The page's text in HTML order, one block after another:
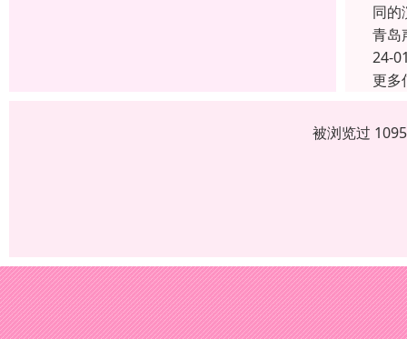
同的
青岛
24-
更多
被浏览过